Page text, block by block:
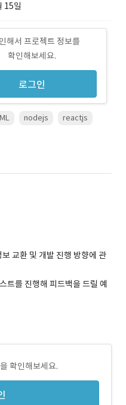
15일
해서 프로젝트 정보를
확인해보세요.
로그인
nodejs
reactjs
교환 및 개발 진행 방향에 관
트를 진행해 피드백을 드릴 예
확인해보세요.